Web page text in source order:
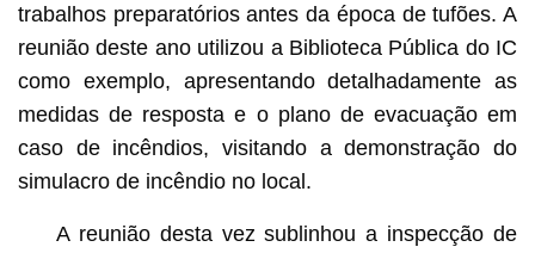
trabalhos preparatórios antes da época de tufões. A
reunião deste ano utilizou a Biblioteca Pública do IC
como exemplo, apresentando detalhadamente as
medidas de resposta e o plano de evacuação em
caso de incêndios, visitando a demonstração do
simulacro de incêndio no local.
A reunião desta vez sublinhou a inspecção de